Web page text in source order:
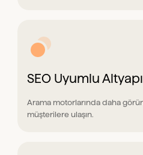
SEO Uyumlu Altyapı
Arama motorlarında daha
müşterilere ulaşın.